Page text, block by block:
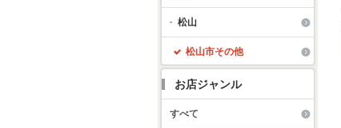
松山
松山市その他
お店ジャンル
すべて